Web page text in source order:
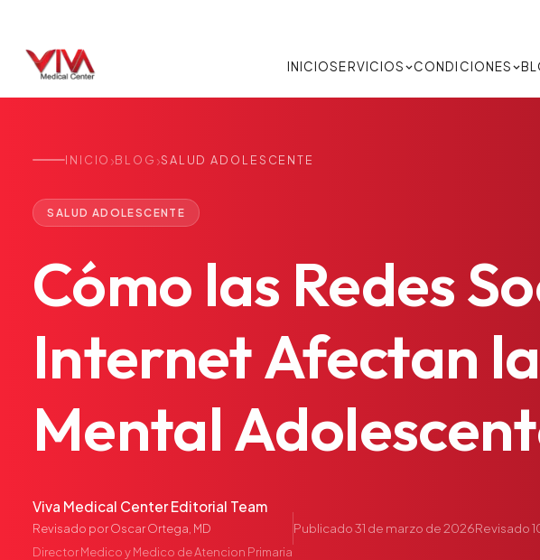
INICIOSERVICIOS CONDICIONES
INICIO ›BLOG ›SALUD ADOLESCENTE
SALUD ADOLESCENTE
Cómo las Redes
InternetAfectan la
Mental
Viva Medical Center Editorial Team
Revisado porOscar Ortega, MD
Director Medico y Medico de Atencion Primaria
Publicado31 de marzo de 2026Revisado